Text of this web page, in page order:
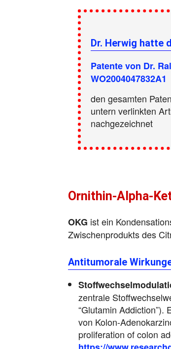
Dr. Herwig hatte
Patente von Dr.
WO2004047832A1
den gesamten
untern verlinkten
nachgezeichnet
Ornithin-Alpha-
OKG ist ein
Zwischenprodukts des
Antitumorale
zentrale
“Glutamin Addiction”).
von Kolon-
proliferation of colon